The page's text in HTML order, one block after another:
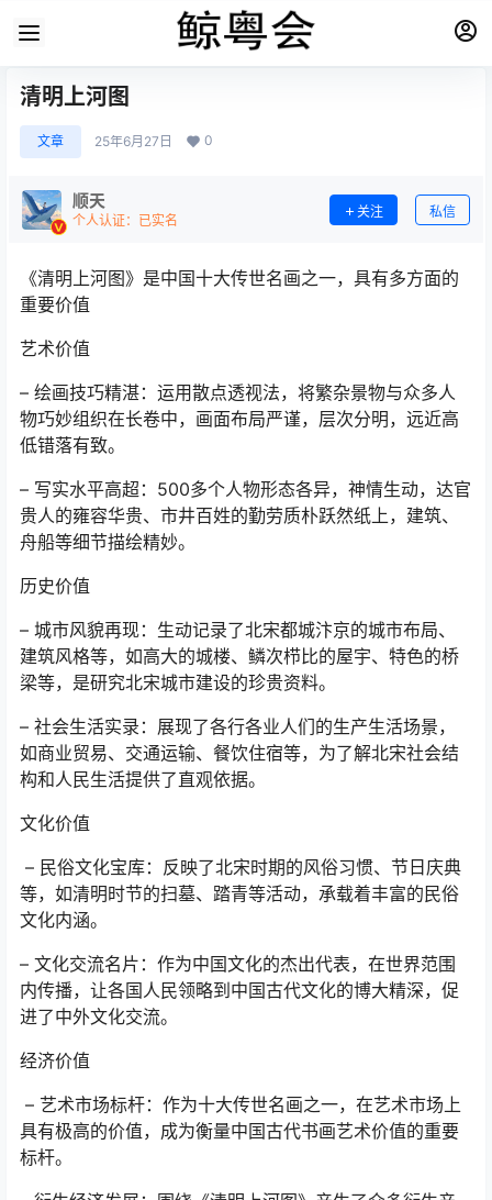
清明上河图
文章 25年6月27日 0
顺天
个人认证：已实名
关注 私信
《清明上河图》是中国十大传世名画之一，具有多方面的
重要价值
艺术价值
– 绘画技巧精湛：运用散点透视法，将繁杂景物与众多人
物巧妙组织在长卷中，画面布局严谨，层次分明，远近高
低错落有致。
– 写实水平高超：500多个人物形态各异，神情生动，达官
贵人的雍容华贵、市井百姓的勤劳质朴跃然纸上，建筑、
舟船等细节描绘精妙。
历史价值
– 城市风貌再现：生动记录了北宋都城汴京的城市布局、
建筑风格等，如高大的城楼、鳞次栉比的屋宇、特色的桥
梁等，是研究北宋城市建设的珍贵资料。
– 社会生活实录：展现了各行各业人们的生产生活场景，
如商业贸易、交通运输、餐饮住宿等，为了解北宋社会结
构和人民生活提供了直观依据。
文化价值
– 民俗文化宝库：反映了北宋时期的风俗习惯、节日庆典
等，如清明时节的扫墓、踏青等活动，承载着丰富的民俗
文化内涵。
– 文化交流名片：作为中国文化的杰出代表，在世界范围
内传播，让各国人民领略到中国古代文化的博大精深，促
进了中外文化交流。
经济价值
– 艺术市场标杆：作为十大传世名画之一，在艺术市场上
具有极高的价值，成为衡量中国古代书画艺术价值的重要
标杆。